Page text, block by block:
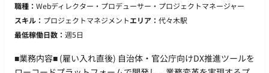
職種： Webディレクター・プロデューサー・プロジェクトマネージャー
スキル： プロジェクトマネジメントエリア： 代々木駅
最低稼働日数： 週5日
■業務内容■ (雇い入れ直後) 自治体・官公庁向けDX推進ツールを